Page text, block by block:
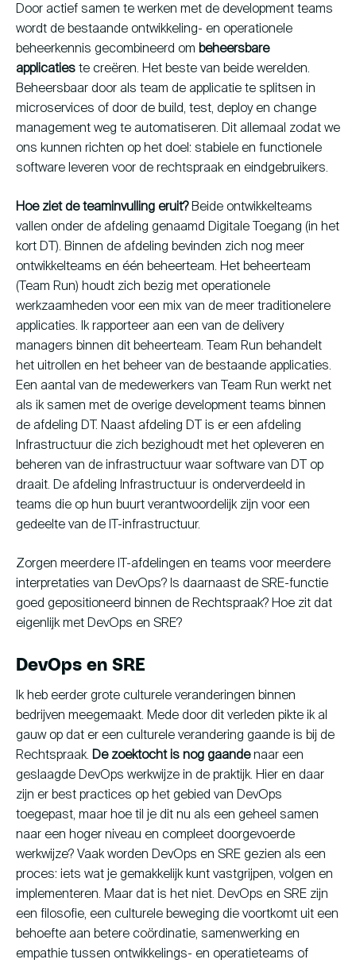
Door actief samen te werken met de development teams
wordt de bestaande ontwikkeling- en operationele
beheerkennis gecombineerd om beheersbare
applicaties te creëren. Het beste van beide werelden.
Beheersbaar door als team de applicatie te splitsen in
microservices of door de build, test, deploy en change
management weg te automatiseren. Dit allemaal zodat we
ons kunnen richten op het doel: stabiele en functionele
software leveren voor de rechtspraak en eindgebruikers.
Hoe ziet de teaminvulling eruit?Beide ontwikkelteams
vallen onder de afdeling genaamd Digitale Toegang (in het
kort DT). Binnen de afdeling bevinden zich nog meer
ontwikkelteams en één beheerteam. Het beheerteam
(Team Run) houdt zich bezig met operationele
werkzaamheden voor een mix van de meer traditionelere
applicaties. Ik rapporteer aan een van de delivery
managers binnen dit beheerteam. Team Run behandelt
het uitrollen en het beheer van de bestaande applicaties.
Een aantal van de medewerkers van Team Run werkt net
als ik samen met de overige development teams binnen
de afdeling DT. Naast afdeling DT is er een afdeling
Infrastructuur die zich bezighoudt met het opleveren en
beheren van de infrastructuur waar software van DT op
draait. De afdeling Infrastructuur is onderverdeeld in
teams die op hun buurt verantwoordelijk zijn voor een
gedeelte van de IT-infrastructuur.
Zorgen meerdere IT-afdelingen en teams voor meerdere
interpretaties van DevOps? Is daarnaast de SRE-functie
goed gepositioneerd binnen de Rechtspraak? Hoe zit dat
eigenlijk met DevOps en SRE?
DevOps en SRE
Ik heb eerder grote culturele veranderingen binnen
bedrijven meegemaakt. Mede door dit verleden pikte ik al
gauw op dat er een culturele verandering gaande is bij de
Rechtspraak. De zoektocht is nog gaandenaar een
geslaagde DevOps werkwijze in de praktijk. Hier en daar
zijn er best practices op het gebied van DevOps
toegepast, maar hoe til je dit nu als een geheel samen
naar een hoger niveau en compleet doorgevoerde
werkwijze? Vaak worden DevOps en SRE gezien als een
proces: iets wat je gemakkelijk kunt vastgrijpen, volgen en
implementeren. Maar dat is het niet. DevOps en SRE zijn
een filosofie, een culturele beweging die voortkomt uit een
behoefte aan betere coördinatie, samenwerking en
empathie tussen ontwikkelings- en operatieteams of